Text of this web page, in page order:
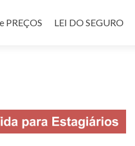
PREÇOS LEI DO SEGURO